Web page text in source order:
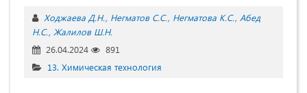
Ходжаева Д.Н. Негматов С.С. Негматова К.С. Абед
Н.С. Жалилов Ш.Н.
26.04.2024
891
13. Химическая технология